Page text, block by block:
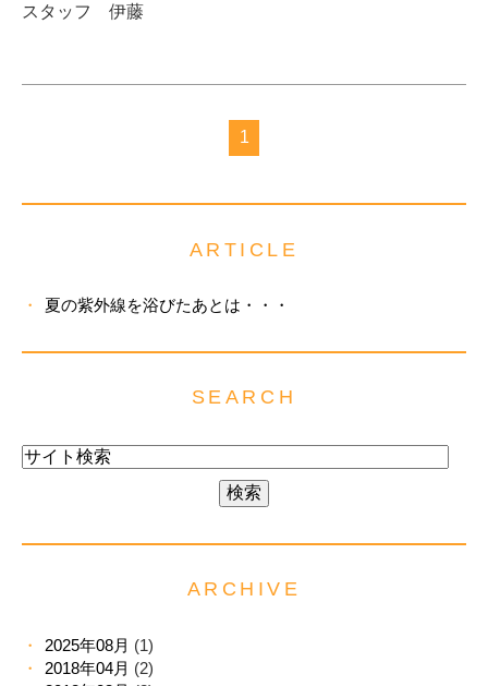
スタッフ 伊藤
1
ARTICLE
夏の紫外線を浴びたあとは・・・
SEARCH
ARCHIVE
2025年08月 (1)
2018年04月 (2)